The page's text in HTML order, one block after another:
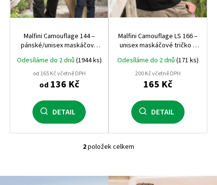
t
ů
Malfini Camouflage 144 –
pánské/unisex maskáčové
kvalitní Single Jersey
Odesíláme do 2 dnů (1944 ks)
od 165 Kč včetně DPH
od136 Kč
DETAIL
Malfini Camouflage LS 166 –
unisex maskáčové tričko s
100% bavlna, kvalitní Single
Jersey
Odesíláme do 2 dnů (171 ks)
200 Kč včetně DPH
165 Kč
DETAIL
O
l
2položek celkem